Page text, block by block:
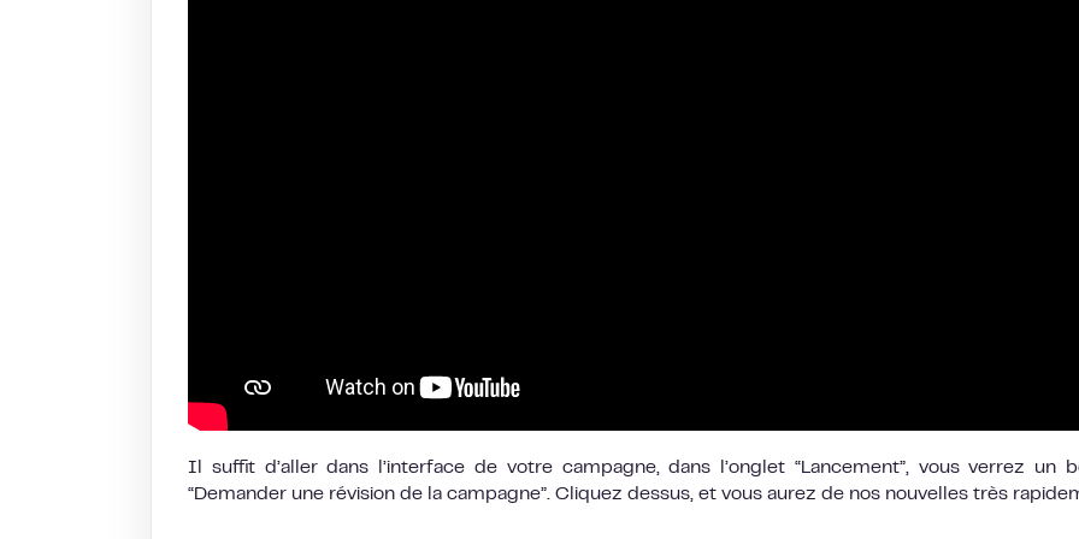
Il suffit d’aller dans l’interface de votre campagne, dans l’onglet “Lancement”, vous verrez un
“Demander une révision de la campagne”. Cliquez dessus, et vous aurez de nos nouvelles très